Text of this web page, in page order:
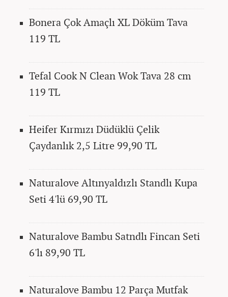
Bonera Çok Amaçlı XL Döküm Tava
119 TL
Tefal Cook N Clean Wok Tava 28 cm
119 TL
Heifer Kırmızı Düdüklü Çelik
Çaydanlık 2,5 Litre 99,90 TL
Naturalove Altınyaldızlı Standlı Kupa
Seti 4'lü 69,90 TL
Naturalove Bambu Satndlı Fincan Seti
6'lı 89,90 TL
Naturalove Bambu 12 Parça Mutfak